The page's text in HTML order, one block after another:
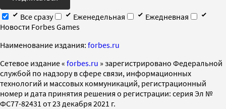
Все сразу
Еженедельная
Ежедневная
Новости Forbes Games
Наименование издания: forbes.ru
Cетевое издание « forbes.ru » зарегистрировано Федеральной
службой по надзору в сфере связи, информационных
технологий и массовых коммуникаций, регистрационный
номер и дата принятия решения о регистрации: серия Эл №
ФС77-82431 от 23 декабря 2021 г.